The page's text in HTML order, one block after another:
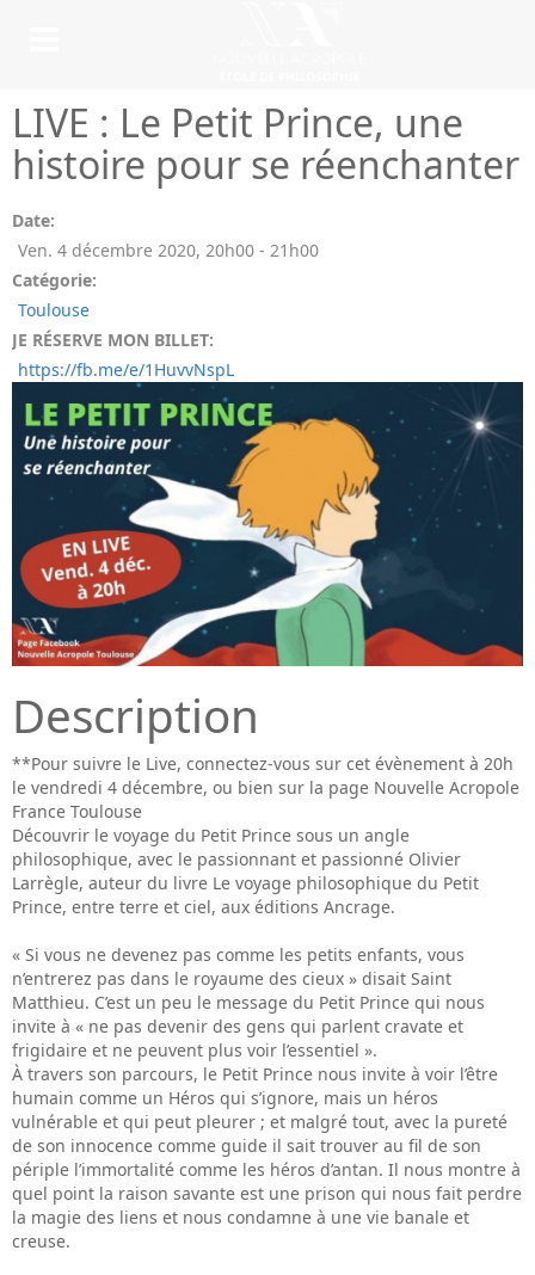
LIVE : Le Petit Prince, une
histoire pour se réenchanter
Date:
Ven. 4 décembre 2020, 20h00 - 21h00
Catégorie:
Toulouse
JE RÉSERVE MON BILLET:
https://fb.me/e/1HuvvNspL
Description
**Pour suivre le Live, connectez-vous sur cet évènement à 20h
le vendredi 4 décembre, ou bien sur la page Nouvelle Acropole
France Toulouse
Découvrir le voyage du Petit Prince sous un angle
philosophique, avec le passionnant et passionné Olivier
Larrègle, auteur du livre Le voyage philosophique du Petit
Prince, entre terre et ciel, aux éditions Ancrage.
« Si vous ne devenez pas comme les petits enfants, vous
n’entrerez pas dans le royaume des cieux » disait Saint
Matthieu. C’est un peu le message du Petit Prince qui nous
invite à « ne pas devenir des gens qui parlent cravate et
frigidaire et ne peuvent plus voir l’essentiel ».
À travers son parcours, le Petit Prince nous invite à voir l’être
humain comme un Héros qui s’ignore, mais un héros
vulnérable et qui peut pleurer ; et malgré tout, avec la pureté
de son innocence comme guide il sait trouver au fil de son
périple l’immortalité comme les héros d’antan. Il nous montre à
quel point la raison savante est une prison qui nous fait perdre
la magie des liens et nous condamne à une vie banale et
creuse.